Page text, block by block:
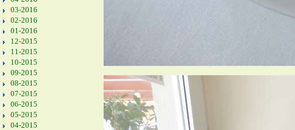
03-2016
02-2016
01-2016
12-2015
11-2015
10-2015
09-2015
08-2015
07-2015
06-2015
05-2015
04-2015